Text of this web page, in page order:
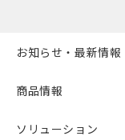
お知らせ・最新情報
商品情報
ソリューション